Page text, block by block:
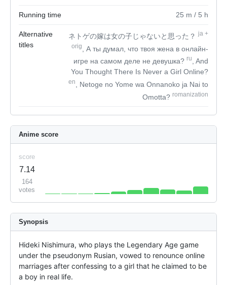
Running time 25 m / 5 h
Alternative
titles
ネトゲの嫁は女の子じゃないと思った？ja +
orig
, А ты думал, что твоя жена в онлайн-
игре на самом деле не девушка? ru
, And
You Thought There Is Never a Girl Online?
en
, Netoge no Yome wa Onnanoko ja Nai to
Omotta? romanization
Anime score
score
7.14
164
votes
Synopsis
Hideki Nishimura, who plays the Legendary Age game
under the pseudonym Rusian, vowed to renounce online
marriages after confessing to a girl that he claimed to be
a boy in real life.